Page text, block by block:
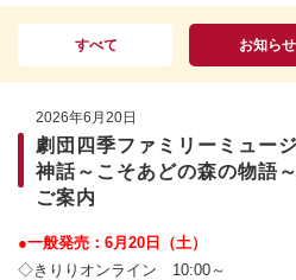
すべて お知らせ
2026年6月20日
劇団四季ファミリーミュー
神話～こそあどの森の物語
ご案内
●一般発売：6月20日（土）
◇きりりオンライン 10:00～